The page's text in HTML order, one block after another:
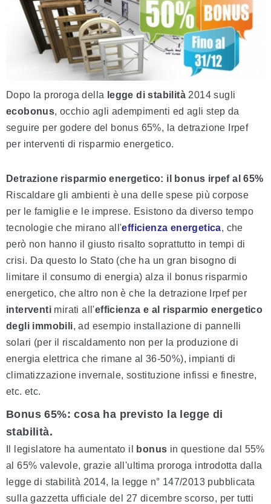
Dopo la proroga della legge di stabilità 2014 sugli
ecobonus, occhio agli adempimenti ed agli step da
seguire per godere del bonus 65%, la detrazione Irpef
per interventi di risparmio energetico.
Detrazione risparmio energetico: il bonus irpef al 65%
Riscaldare gli ambienti è una delle spese più corpose
per le famiglie e le imprese. Esistono da diverso tempo
tecnologie che mirano all'efficienza energetica, che
però non hanno il giusto risalto soprattutto in tempi di
crisi. Da questo lo Stato (che ha un gran bisogno di
limitare il consumo di energia) alza il bonus risparmio
energetico, che altro non è che la detrazione Irpef per
interventi mirati all'efficienza e al risparmio energetico
degli immobili, ad esempio installazione di pannelli
solari (per il riscaldamento non per la produzione di
energia elettrica che rimane al 36-50%), impianti di
climatizzazione invernale, sostituzione infissi e finestre,
etc. etc.
Bonus 65%: cosa ha previsto la legge di
stabilità.
Il legislatore ha aumentato il bonus in questione dal 55%
al 65% valevole, grazie all'ultima proroga introdotta dalla
legge di stabilità 2014, la legge n° 147/2013 pubblicata
sulla gazzetta ufficiale del 27 dicembre scorso, per tutti